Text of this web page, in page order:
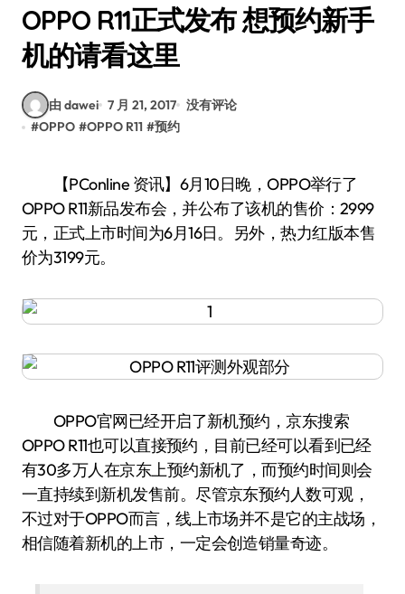
OPPO R11正式发布 想预约新手
机的请看这里
由 dawei 7 月 21, 2017 没有评论
#OPPO #OPPO R11 #预约
【PConline 资讯】6月10日晚，OPPO举行了
OPPO R11新品发布会，并公布了该机的售价：2999
元，正式上市时间为6月16日。另外，热力红版本售
价为3199元。
OPPO官网已经开启了新机预约，京东搜索
OPPO R11也可以直接预约，目前已经可以看到已经
有30多万人在京东上预约新机了，而预约时间则会
一直持续到新机发售前。尽管京东预约人数可观，
不过对于OPPO而言，线上市场并不是它的主战场，
相信随着新机的上市，一定会创造销量奇迹。